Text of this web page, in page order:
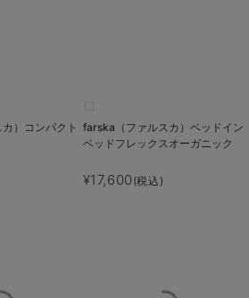
）コンパクト farska（ファルスカ）ベッドイン
ベッドフレックスオーガニック
¥17,600 (税込)